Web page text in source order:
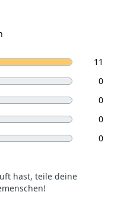
11
0
0
0
0
hast, teile deine